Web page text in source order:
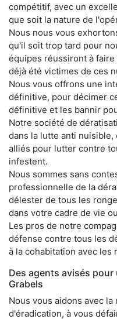
compétitif, avec un
que soit la nature de
Nous nous vous
qu'il soit trop tard pour
équipes réussiront à
déjà été victimes de ces
Nous vous offrons une
définitive, pour décimer
définitive et les bannir
Notre société de
dans la lutte anti
alliés pour lutter contre
infestent.
Nous sommes sans
professionnelle de la
délester de tous les
dans votre cadre de vie
Les pros de notre
défense contre tous les
à la cohabitation avec les
Des agents avisés
Grabels
Nous vous aidons avec
d'éradication, à vous